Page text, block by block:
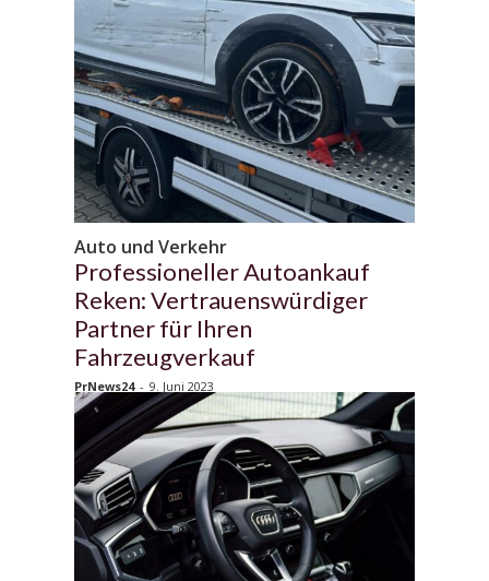
Auto und Verkehr
Professioneller Autoankauf
Reken: Vertrauenswürdiger
Partner für Ihren
Fahrzeugverkauf
PrNews24 - 9. Juni 2023